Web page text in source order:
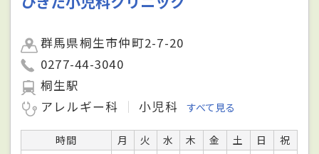
群馬県桐生市仲町2-7-20
0277-44-3040
桐生駅
アレルギー科
小児科 すべて見る
時間 月 火 水 木 金 土 日
祝